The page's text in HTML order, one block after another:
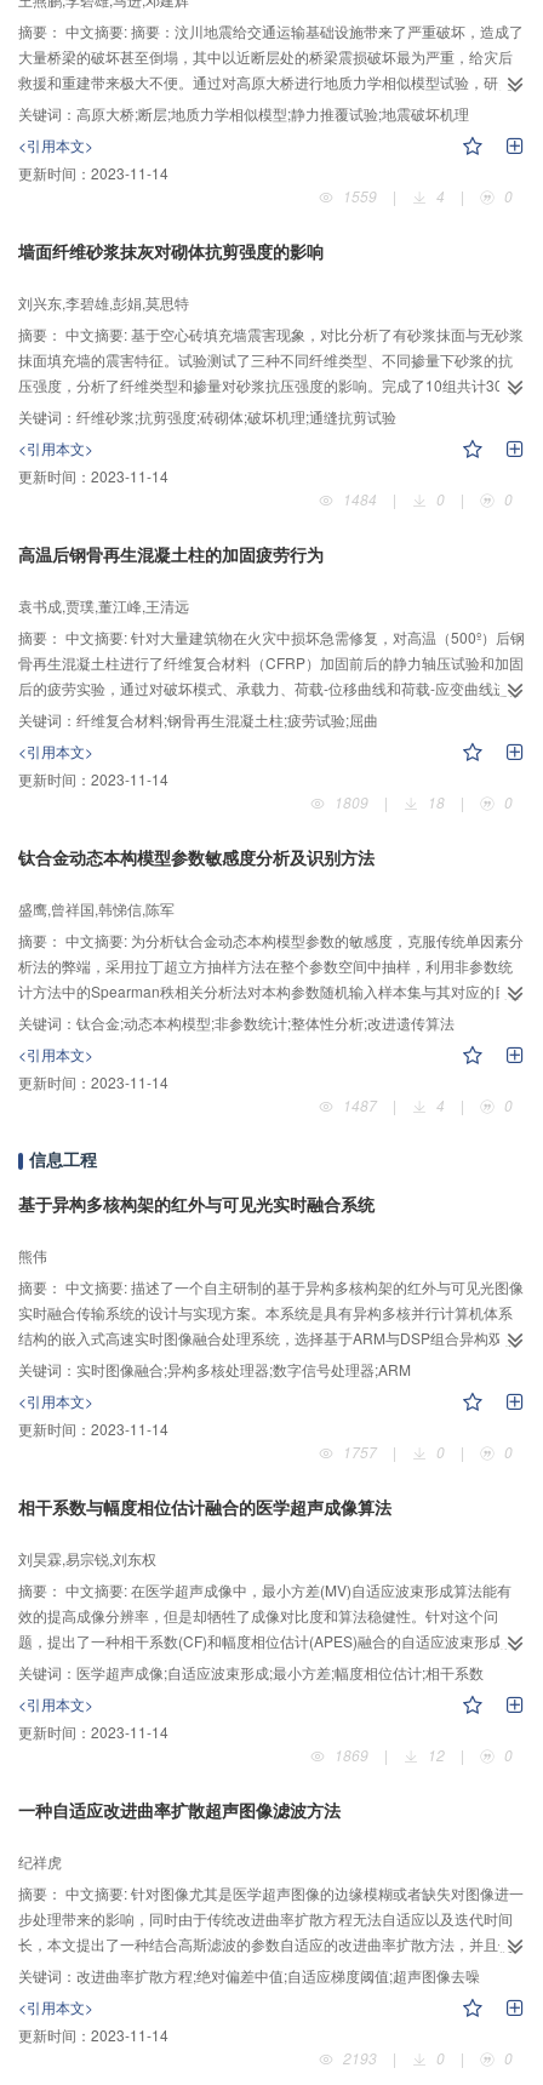
摘要： 中文摘要: 摘要：汶川地震给交通运输基础设施带来了严重破坏，造成了
大量桥梁的破坏甚至倒塌，其中以近断层处的桥梁震损破坏最为严重，给灾后
救援和重建带来极大不便。通过对高原大桥进行地质力学相似模型试验，研究
了水平荷载作用下近断层处场地变形对简支梁桥破坏的影响。结果表明，近断
层处的场地集中变形导致桥梁结构破坏主要集中于桥面系及近断层一侧桥台，
与高桥大桥的实际震害非常相似；地震中断层的错动对其附近场地产生较大的
影响，造成桥面系与场地之间的变形不协调；断层的存在对附近场地的压缩变
形有明显的放大作用；地震中场地变形，特别是近断层处的集中变形是造成简
关键词： 高原大桥;断层;地质力学相似模型;静力推覆试验;地震破坏机理
<引用本文>
更新时间： 2023-11-14
1559
| 4 | 0
墙面纤维砂浆抹灰对砌体抗剪强度的影响
刘兴东,李碧雄,彭娟,莫思特
摘要： 中文摘要: 基于空心砖填充墙震害现象，对比分析了有砂浆抹面与无砂浆
抹面填充墙的震害特征。试验测试了三种不同纤维类型、不同掺量下砂浆的抗
压强度，分析了纤维类型和掺量对砂浆抗压强度的影响。完成了10组共计30个
无抹面、普通砂浆抹面和纤维砂浆抹面的砌体通缝抗剪强度试验，研究纤维种
类和掺量不同时，砌体沿通缝截面受剪的抗剪强度和破坏机理，并与无抹面、
普通砂浆抹面的情况进行对比。研究表明，有无砂浆抹面对砌体通缝抗剪强度
有影响；掺入合适数量纤维的砂浆抹面能显著提高砌体通缝抗剪强度，纤维掺
入量过低时，反而会降低抗剪强度；砂浆中纤维的掺入可有效延缓砌体表面裂
用。
关键词： 纤维砂浆;抗剪强度;砖砌体;破坏机理;通缝抗剪试验
<引用本文>
更新时间： 2023-11-14
1484
| 0 | 0
高温后钢骨再生混凝土柱的加固疲劳行为
袁书成,贾璞,董江峰,王清远
摘要： 中文摘要: 针对大量建筑物在火灾中损坏急需修复，对高温（500º）后钢
骨再生混凝土柱进行了纤维复合材料（CFRP）加固前后的静力轴压试验和加固
后的疲劳实验，通过对破坏模式、承载力、荷载-位移曲线和荷载-应变曲线进行
分析，结果表明：CFRP能有效提高高温后钢骨再生混凝土柱抗压强度，刚度和
延性，承载力提高幅度最高可达141%；当再生混凝土取代率为50%时,CFRP加
固短柱取得最大承载力；加固试件破坏形式为CFRP拉断、内部混凝土压碎以及
钢骨上部屈曲，未加固试件的破坏形式为钢骨上部屈曲，外部混凝土剥落；加
固后的钢骨再生混凝土柱305RF能够在上限为50%承载力的荷载下经过200W次
关键词： 纤维复合材料;钢骨再生混凝土柱;疲劳试验;屈曲
<引用本文>
更新时间： 2023-11-14
1809
| 18 | 0
钛合金动态本构模型参数敏感度分析及识别方法
盛鹰,曾祥国,韩悌信,陈军
摘要： 中文摘要: 为分析钛合金动态本构模型参数的敏感度，克服传统单因素分
析法的弊端，采用拉丁超立方抽样方法在整个参数空间中抽样，利用非参数统
计方法中的Spearman秩相关分析法对本构参数随机输入样本集与其对应的目标
函数输出结果集作相关性分析。建立了用Spearman秩相关系数等效求解参数敏
感度的表达式，进而实现了参数敏感度的整体性分析，提高了参数敏感度分析
结果的可靠性。基于参数敏感度分析结果，为减少本构模型参数识别的计算
量，快速、精确、可靠地搜索最优解，建立了基于改进小生境算法、可疑峰值
点判断策略和局域精确搜索技术的改进遗传算法。该方法克服了基本遗传算法
熟现象，增强了局部寻优能力。数值计算结果表明,提出的方法显著提高了遗传
算法的全局搜索能力且计算精度高。提出的参数敏感度整体性分析方法和改进
遗传算法不仅能很好地实现钛合金的动态本构参数识别，而且对其他工程材料
本构参数的高精度识别具有重要参考价值。
关键词： 钛合金;动态本构模型;非参数统计;整体性分析;改进遗传算法
<引用本文>
更新时间： 2023-11-14
1487
| 4 | 0
信息工程
基于异构多核构架的红外与可见光实时融合系统
熊伟
摘要： 中文摘要: 描述了一个自主研制的基于异构多核构架的红外与可见光图像
实时融合传输系统的设计与实现方案。本系统是具有异构多核并行计算机体系
结构的嵌入式高速实时图像融合处理系统，选择基于ARM与DSP组合异构双核
处理器TMS320DM6467T作为中心处理单元，充分利用ARM端的传输控制功能
与DSP端的超强计算能力相结合的特点，发挥两种处理器构架的性能优势。提
出并实现基于“灰度世界”算法的红外图像增强方式，同时使用拉普拉斯金字塔变
换对红外与可见光图像进行实时融合。实验结果表明，采用该异构多核构架的
图像实时融合传输系统能够良好地解决多源图像融合算法的大数据量计算处理
的处理效率和性能。
关键词： 实时图像融合;异构多核处理器;数字信号处理器;ARM
<引用本文>
更新时间： 2023-11-14
1757
| 0 | 0
相干系数与幅度相位估计融合的医学超声成像算法
刘昊霖,易宗锐,刘东权
摘要： 中文摘要: 在医学超声成像中，最小方差(MV)自适应波束形成算法能有
效的提高成像分辨率，但是却牺牲了成像对比度和算法稳健性。针对这个问
题，提出了一种相干系数(CF)和幅度相位估计(APES)融合的自适应波束形成算
法。该算法利用APES幅度估计准确，成像对比度和算法稳健性高的优点，同时
结合相干系数加权抑制噪声和干扰，改善了成像分辨率。仿真实验结果表明：
该算法在成像分辨率和对比度方面都要优于传统的延时叠加(DAS)法，最小方差
法和原始的幅度相位估计法。
关键词： 医学超声成像;自适应波束形成;最小方差;幅度相位估计;相干系数
<引用本文>
更新时间： 2023-11-14
1869
| 12 | 0
一种自适应改进曲率扩散超声图像滤波方法
纪祥虎
摘要： 中文摘要: 针对图像尤其是医学超声图像的边缘模糊或者缺失对图像进一
步处理带来的影响，同时由于传统改进曲率扩散方程无法自适应以及迭代时间
长，本文提出了一种结合高斯滤波的参数自适应的改进曲率扩散方法，并且使
用统计学中的绝对偏差中值自动调整梯度阈值参数。该方法能在保留改进曲率
扩散方程去噪能力的同时有效地保留图像边缘细节信息，同时减少了滤波过程
中的迭代次数，从时间复杂度的方面提高了方法的效率。另外，自适应梯度阈
值的采用进一步提高了改进曲率扩散方程保留图像细节信息的能力。实验结果
表明，结合高斯滤波的参数自适应改进曲率扩散方法继承了改进曲率扩散的优
关键词： 改进曲率扩散方程;绝对偏差中值;自适应梯度阈值;超声图像去噪
<引用本文>
更新时间： 2023-11-14
2193
| 0 | 0